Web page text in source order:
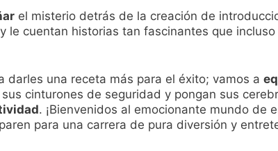
el misterio detrás de la creación de
le cuentan historias tan fascinantes que
darles una receta más para el éxito; vamos a
cinturones de seguridad y pongan sus
. ¡Bienvenidos al emocionante mundo de
para una carrera de pura diversión y